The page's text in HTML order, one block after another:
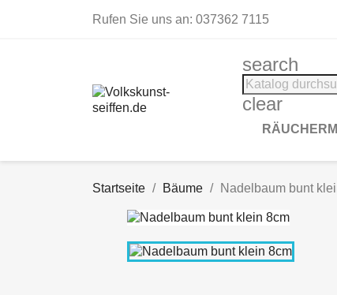
Rufen Sie uns an: 037362 7115
search
clear
Startseite Bäume Nadelbaum bunt